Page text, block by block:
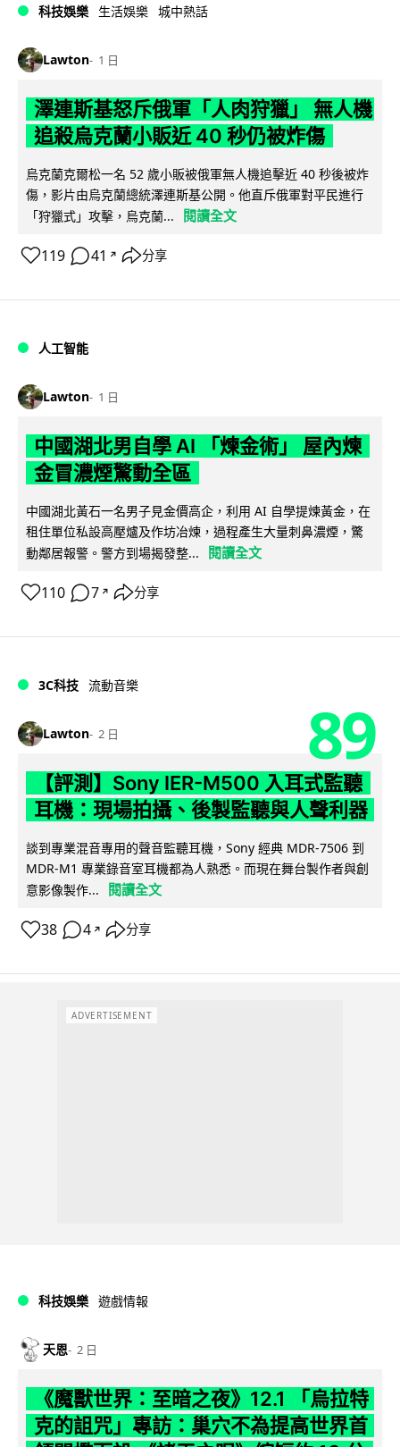
科技娛樂 生活娛樂 城中熱話
Lawton 1 日
澤連斯基怒斥俄軍「人肉狩獵」 無人機
追殺烏克蘭小販近 40 秒仍被炸傷
烏克蘭克爾松一名 52 歲小販被俄軍無人機追擊近 40 秒後被炸
傷，影片由烏克蘭總統澤連斯基公開。他直斥俄軍對平民進行
「狩獵式」攻擊，烏克蘭...
閱讀全文
119 41 ↗ 分享
人工智能
Lawton 1 日
中國湖北男自學 AI 「煉金術」 屋內煉
金冒濃煙驚動全區
中國湖北黃石一名男子見金價高企，利用 AI 自學提煉黃金，在
租住單位私設高壓爐及作坊冶煉，過程產生大量刺鼻濃煙，驚
動鄰居報警。警方到場揭發整...
閱讀全文
110 7 ↗ 分享
3C科技 流動音樂
Lawton 2 日 89
【評測】Sony IER-M500 入耳式監聽
耳機：現場拍攝、後製監聽與人聲利器
談到專業混音專用的聲音監聽耳機，Sony 經典 MDR-7506 到
MDR-M1 專業錄音室耳機都為人熟悉。而現在舞台製作者與創
意影像製作...
閱讀全文
38 4 ↗ 分享
ADVERTISEMENT
科技娛樂 遊戲情報
天恩 2 日
《魔獸世界：至暗之夜》12.1 「烏拉特
克的詛咒」專訪：巢穴不為提高世界首